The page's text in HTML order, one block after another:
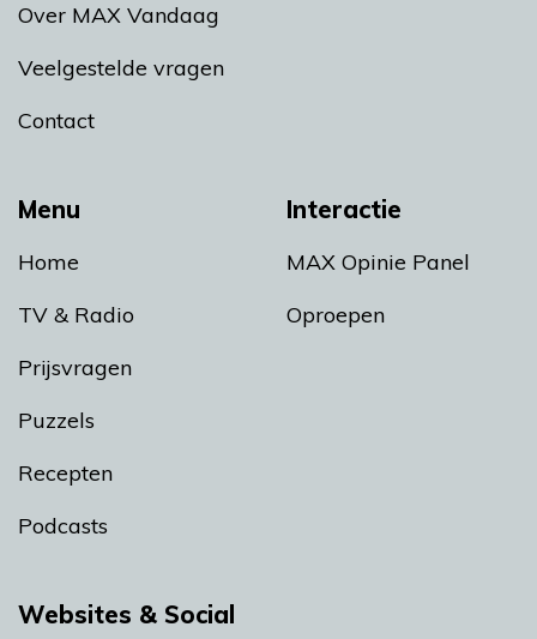
Menu
Home
TV & Radio
Prijsvragen
Puzzels
Recepten
Podcasts
Interactie
MAX Opinie Panel
Oproepen
Over MAX Vandaag
Veelgestelde vragen
Contact
Websites & Social